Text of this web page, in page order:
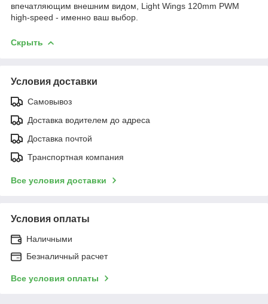
впечатляющим внешним видом, Light Wings 120mm PWM
high-speed - именно ваш выбор.
Скрыть
Условия доставки
Самовывоз
Доставка водителем до адреса
Доставка почтой
Транспортная компания
Все условия доставки
Условия оплаты
Наличными
Безналичный расчет
Все условия оплаты